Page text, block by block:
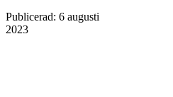
Publicerad: 6 augusti
2023